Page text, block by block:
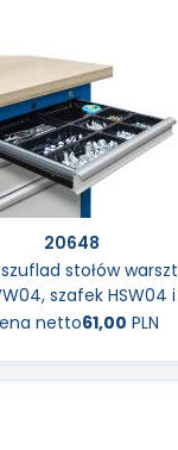
20648
stołów
szafek HSW04 i
netto61,00 PLN